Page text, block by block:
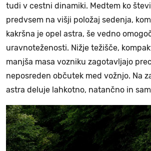
tudi v cestni dinamiki. Medtem ko
predvsem na višji položaj sedenja,
kakršna je opel astra, še vedno
uravnoteženosti. Nižje težišče,
manjša masa vozniku zagotavljajo
neposreden občutek med vožnjo. Na
astra deluje lahkotno, natančno in